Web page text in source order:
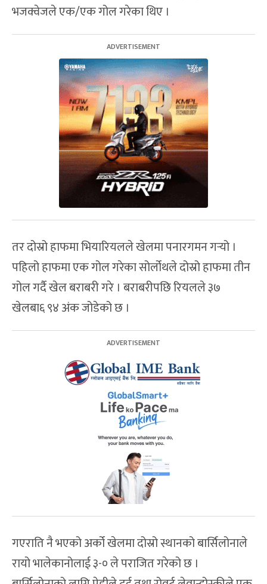
भजक्वेजले एक/एक गोल गरेका थिए ।
तर दोस्रो हाफमा भियारियलले खेलमा पनारगमन गर्‍यो ।
पहिलो हाफमा एक गोल गरेका सोर्लोथले दोस्रो हाफमा तीन
गोल गर्दै खेल बराबरी गरे । बराबरीपछि रियलले ३७
खेलबा६ ९४ अंक जोडेको छ ।
गएराति नै भएको अर्को खेलमा दोस्रो स्थानको बार्सिलोनाले
रायो भालेकानोलाई ३-० ले पराजित गरेको छ ।